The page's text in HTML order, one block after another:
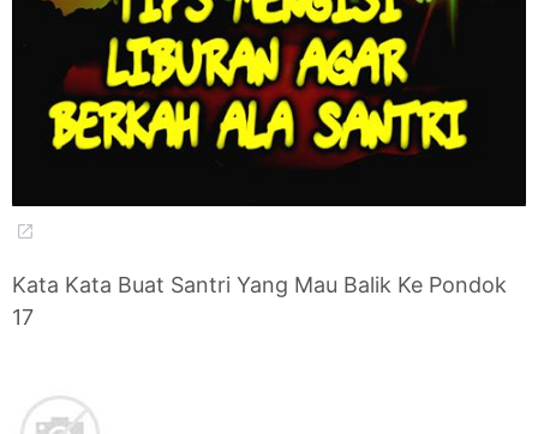
Kata Kata Buat Santri Yang Mau Balik Ke Pondok
17